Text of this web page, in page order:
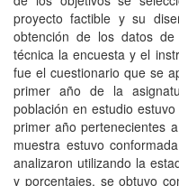
proyecto factible y su
obtención de los datos
técnica la encuesta y el
fue el cuestionario que se
primer año de la
población en estudio
primer año pertenecientes
muestra estuvo
analizaron utilizando la
y porcentajes, se obtuvo